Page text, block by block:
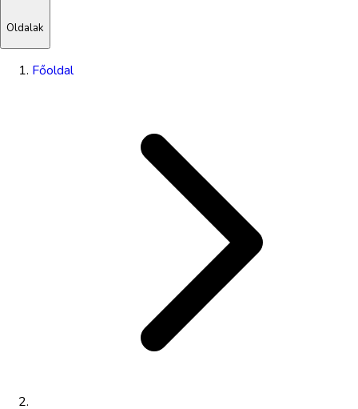
Oldalak
Főoldal